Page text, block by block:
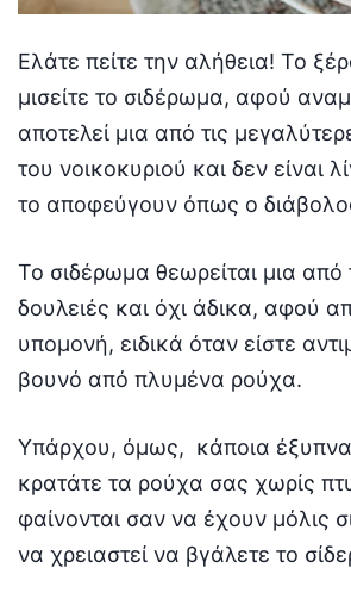
Ελάτε πείτε την αλήθεια! Το
μισείτε το σιδέρωμα, αφού
αποτελεί μια από τις
του νοικοκυριού και δεν είναι
το αποφεύγουν όπως ο
Το σιδέρωμα θεωρείται μια από
δουλειές και όχι άδικα, αφού
υπομονή, ειδικά όταν είστε
βουνό από πλυμένα ρούχα.
Υπάρχου, όμως, κάποια
κρατάτε τα ρούχα σας χωρίς
φαίνονται σαν να έχουν μόλις
να χρειαστεί να βγάλετε το